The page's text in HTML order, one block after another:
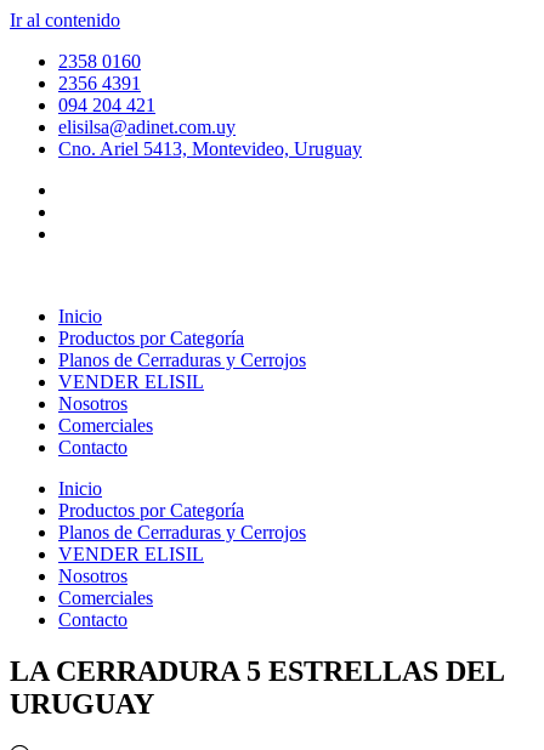
Ir al contenido
2358 0160
2356 4391
094 204 421
elisilsa@adinet.com.uy
Cno. Ariel 5413, Montevideo, Uruguay
Inicio
Productos por Categoría
Planos de Cerraduras y Cerrojos
VENDER ELISIL
Nosotros
Comerciales
Contacto
Inicio
Productos por Categoría
Planos de Cerraduras y Cerrojos
VENDER ELISIL
Nosotros
Comerciales
Contacto
LA CERRADURA 5 ESTRELLAS DEL
URUGUAY